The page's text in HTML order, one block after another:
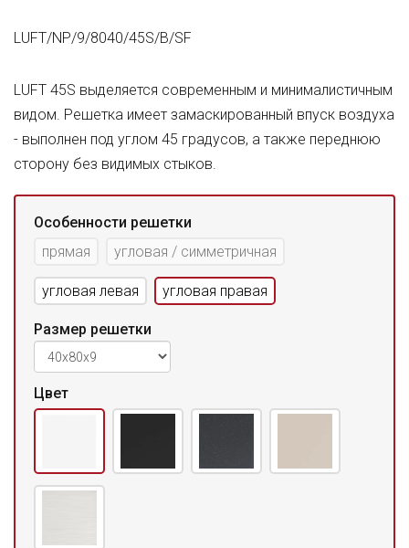
LUFT/NP/9/8040/45S/B/SF
LUFT 45S выделяется современным и минималистичным
видом. Решетка имеет замаскированный впуск воздуха
- выполнен под углом 45 градусов, а также переднюю
сторону без видимых стыков.
Особенности решетки
прямая
угловая / симметричная
угловая левая угловая правая
Размер решетки
Цвет